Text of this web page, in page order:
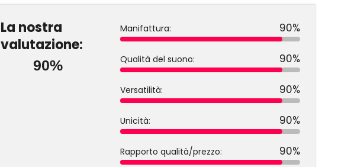
La nostra
valutazione:
90%
Manifattura: 90%
Qualità del suono: 90%
Versatilità: 90%
Unicità: 90%
Rapporto qualità/prezzo: 90%